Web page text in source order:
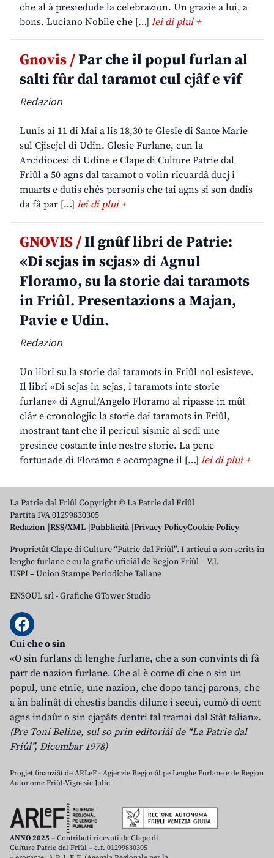
che al à presiedude la celebrazion. Un grazie a lui, a
bons. Luciano Nobile che […] lei di plui +
Gnovis /Par che il popul furlan al
salti fûr dal taramot cul cjâf e vîf
Redazion
Lunis ai 11 di Mai a lis 18,30 te Glesie di Sante Marie
sul Cjiscjel di Udin. Glesie Furlane, cun la
Arcidiocesi di Udine e Clape di Culture Patrie dal
Friûl a 50 agns dal taramot o volìn ricuardâ ducj i
muarts e dutis chês personis che tai agns si son dadis
da fâ par […] lei di plui +
GNOVIS /Il gnûf libri de Patrie:
«Di scjas in scjas» di Agnul
Floramo, su la storie dai taramots
in Friûl. Presentazions a Majan,
Pavie e Udin.
Redazion
Un libri su la storie dai taramots in Friûl nol esisteve.
Il libri «Di scjas in scjas, i taramots inte storie
furlane» di Agnul/Angelo Floramo al ripasse in mût
clâr e cronologjic la storie dai taramots in Friûl,
mostrant tant che il pericul sismic al sedi une
presince costante inte nestre storie. La pene
fortunade di Floramo e acompagne il […] lei di plui +
La Patrie dal Friûl Copyright © La Patrie dal Friûl
Partita IVA 01299830305
Redazion RSS/XML Pubblicità Privacy PolicyCookie Policy
Proprietât Clape di Culture “Patrie dal Friûl”. I articui a son scrits in
lenghe furlane e cu la grafie uficiâl de Regjon Friûl – V.J.
USPI – Union Stampe Periodiche Taliane
ENSOUL srl-Grafiche GTower Studio
Cui che o sin
«O sin furlans di lenghe furlane, che a son convints di fâ
part de nazion furlane. Che al è come dî che o sin un
popul, une etnie, une nazion, che dopo tancj parons, che
a àn balinât di chestis bandis dilunc i secui, cumò di cent
agns indaûr o sin cjapâts dentri tal tramai dal Stât talian».
(Pre Toni Beline, sul so prin editoriâl de “La Patrie dal
Friûl”, Dicembar 1978)
Progjet finanziât de ARLeF - Agjenzie Regjonâl pe Lenghe Furlane e de Regjon
Autonome Friûl-Vignesie Julie
ANNO 2025 – Contributi ricevuti da Clape di
Culture Patrie dal Friûl – c.f. 01299830305